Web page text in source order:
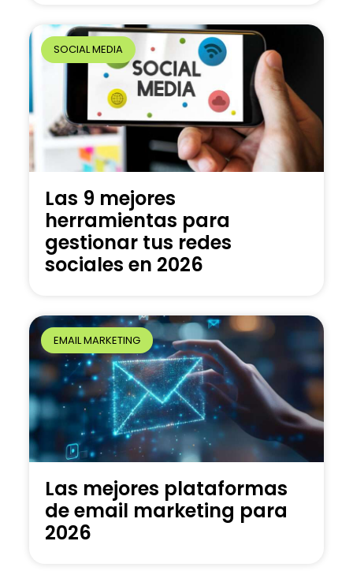
SOCIAL MEDIA
Las 9 mejores
herramientas para
gestionar tus redes
sociales en 2026
EMAIL MARKETING
Las mejores plataformas
de email marketing para
2026